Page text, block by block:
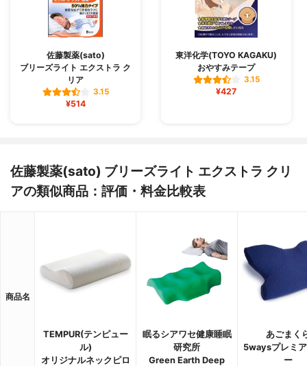
佐藤製薬(sato)
ブリーズライト エクストラ ク
リア
3.15
¥514
東洋化学(TOYO KAGAKU)
おやすみテープ
3.15
¥427
佐藤製薬(sato) ブリーズライト エクストラ クリ
アの類似商品：評価・料金比較表
商品名
TEMPUR(テンピュー
ル)
オリジナルネックピロ
眠るシアワセ健康睡眠
研究所
Green Earth Deep
あごまく
5waysプレミ
ー